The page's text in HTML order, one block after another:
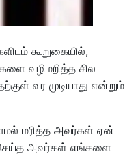
கூறுகையில்,
வழிமறித்த சில
வர முடியாது என்றும்
மரித்த அவர்கள் ஏன்
செய்த அவர்கள் எங்களை